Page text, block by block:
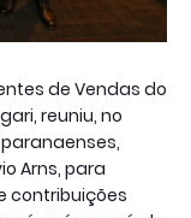
de Vendas do
reuniu, no
paranaenses,
Arns, para
contribuições